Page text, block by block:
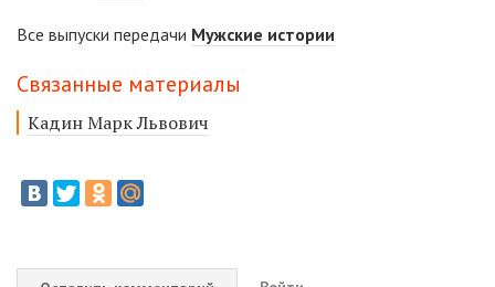
Все выпуски передачи Мужские истории
Связанные материалы
Кадин Марк Львович